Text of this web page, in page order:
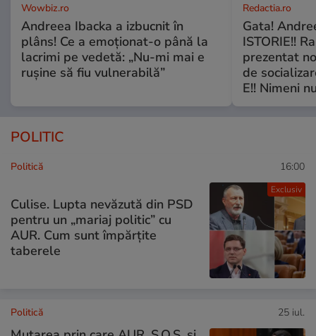
Wowbiz.ro
Andreea Ibacka a izbucnit în
plâns! Ce a emoționat-o până la
lacrimi pe vedetă: „Nu-mi mai e
rușine să fiu vulnerabilă”
Redactia.ro
Gata!
ISTORIE!!
prezentat
de
E!! Nimeni
POLITIC
Exclusiv
Politică 16:00
Culise. Lupta nevăzută din PSD
pentru un „mariaj politic” cu
AUR. Cum sunt împărțite
taberele
Politică 25 iul.